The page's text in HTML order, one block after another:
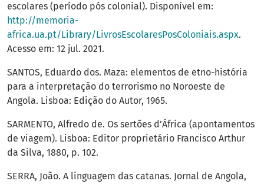
escolares (período pós colonial). Disponível em:
http://memoria-
africa.ua.pt/Library/LivrosEscolaresPosColoniais.aspx.
Acesso em: 12 jul. 2021.
SANTOS, Eduardo dos. Maza: elementos de etno-história
para a interpretação do terrorismo no Noroeste de
Angola. Lisboa: Edição do Autor, 1965.
SARMENTO, Alfredo de. Os sertões d’África (apontamentos
de viagem). Lisboa: Editor proprietário Francisco Arthur
da Silva, 1880, p. 102.
SERRA, João. A linguagem das catanas. Jornal de Angola,